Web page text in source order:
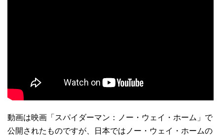
動画は映画「スパイダーマン：ノー・ウェイ・ホーム」で
公開されたものですが、日本ではノー・ウェイ・ホームの